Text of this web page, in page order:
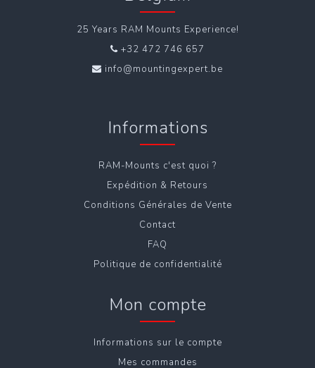
25 Years RAM Mounts Experience!
+32 472 746 657
info@mountingexpert.be
Informations
RAM-Mounts c'est quoi ?
Expédition & Retours
Conditions Générales de Vente
Contact
FAQ
Politique de confidentialité
Mon compte
Informations sur le compte
Mes commandes